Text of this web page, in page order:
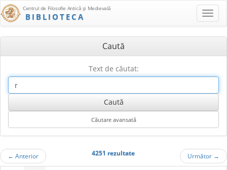
Centrul de Filosofie Antică şi Medievală
BIBLIOTECA
Caută
Text de căutat:
← Anterior 4251 rezultate Următor →